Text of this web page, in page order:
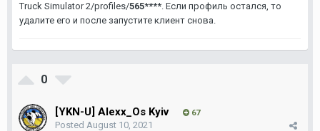
Truck Simulator 2/profiles/565****. Если профиль остался, то
удалите его и после запустите клиент снова.
0
[YKN-U] Alexx_Os Kyiv 67
Posted August 10, 2021